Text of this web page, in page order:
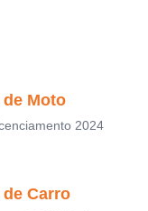
de Moto
2024
Carro